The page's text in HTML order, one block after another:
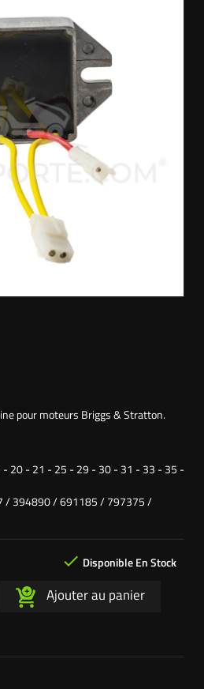
pour moteurs Briggs & Stratton.
- 20 - 21 - 25 - 29 - 30 - 31 - 33 - 35 -
/ 394890 / 691185 / 797375 /
 Disponible En Stock
Ajouter au panier